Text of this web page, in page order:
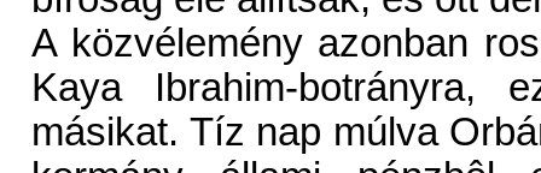
A közvélemény azonban
Kaya Ibrahim-botrányra,
másikat. Tíz nap múlva